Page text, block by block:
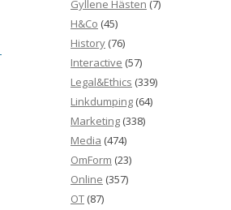
Gyllene Hästen (7)
H&Co (45)
History (76)
Interactive (57)
Legal&Ethics (339)
Linkdumping (64)
Marketing (338)
Media (474)
OmForm (23)
Online (357)
OT (87)